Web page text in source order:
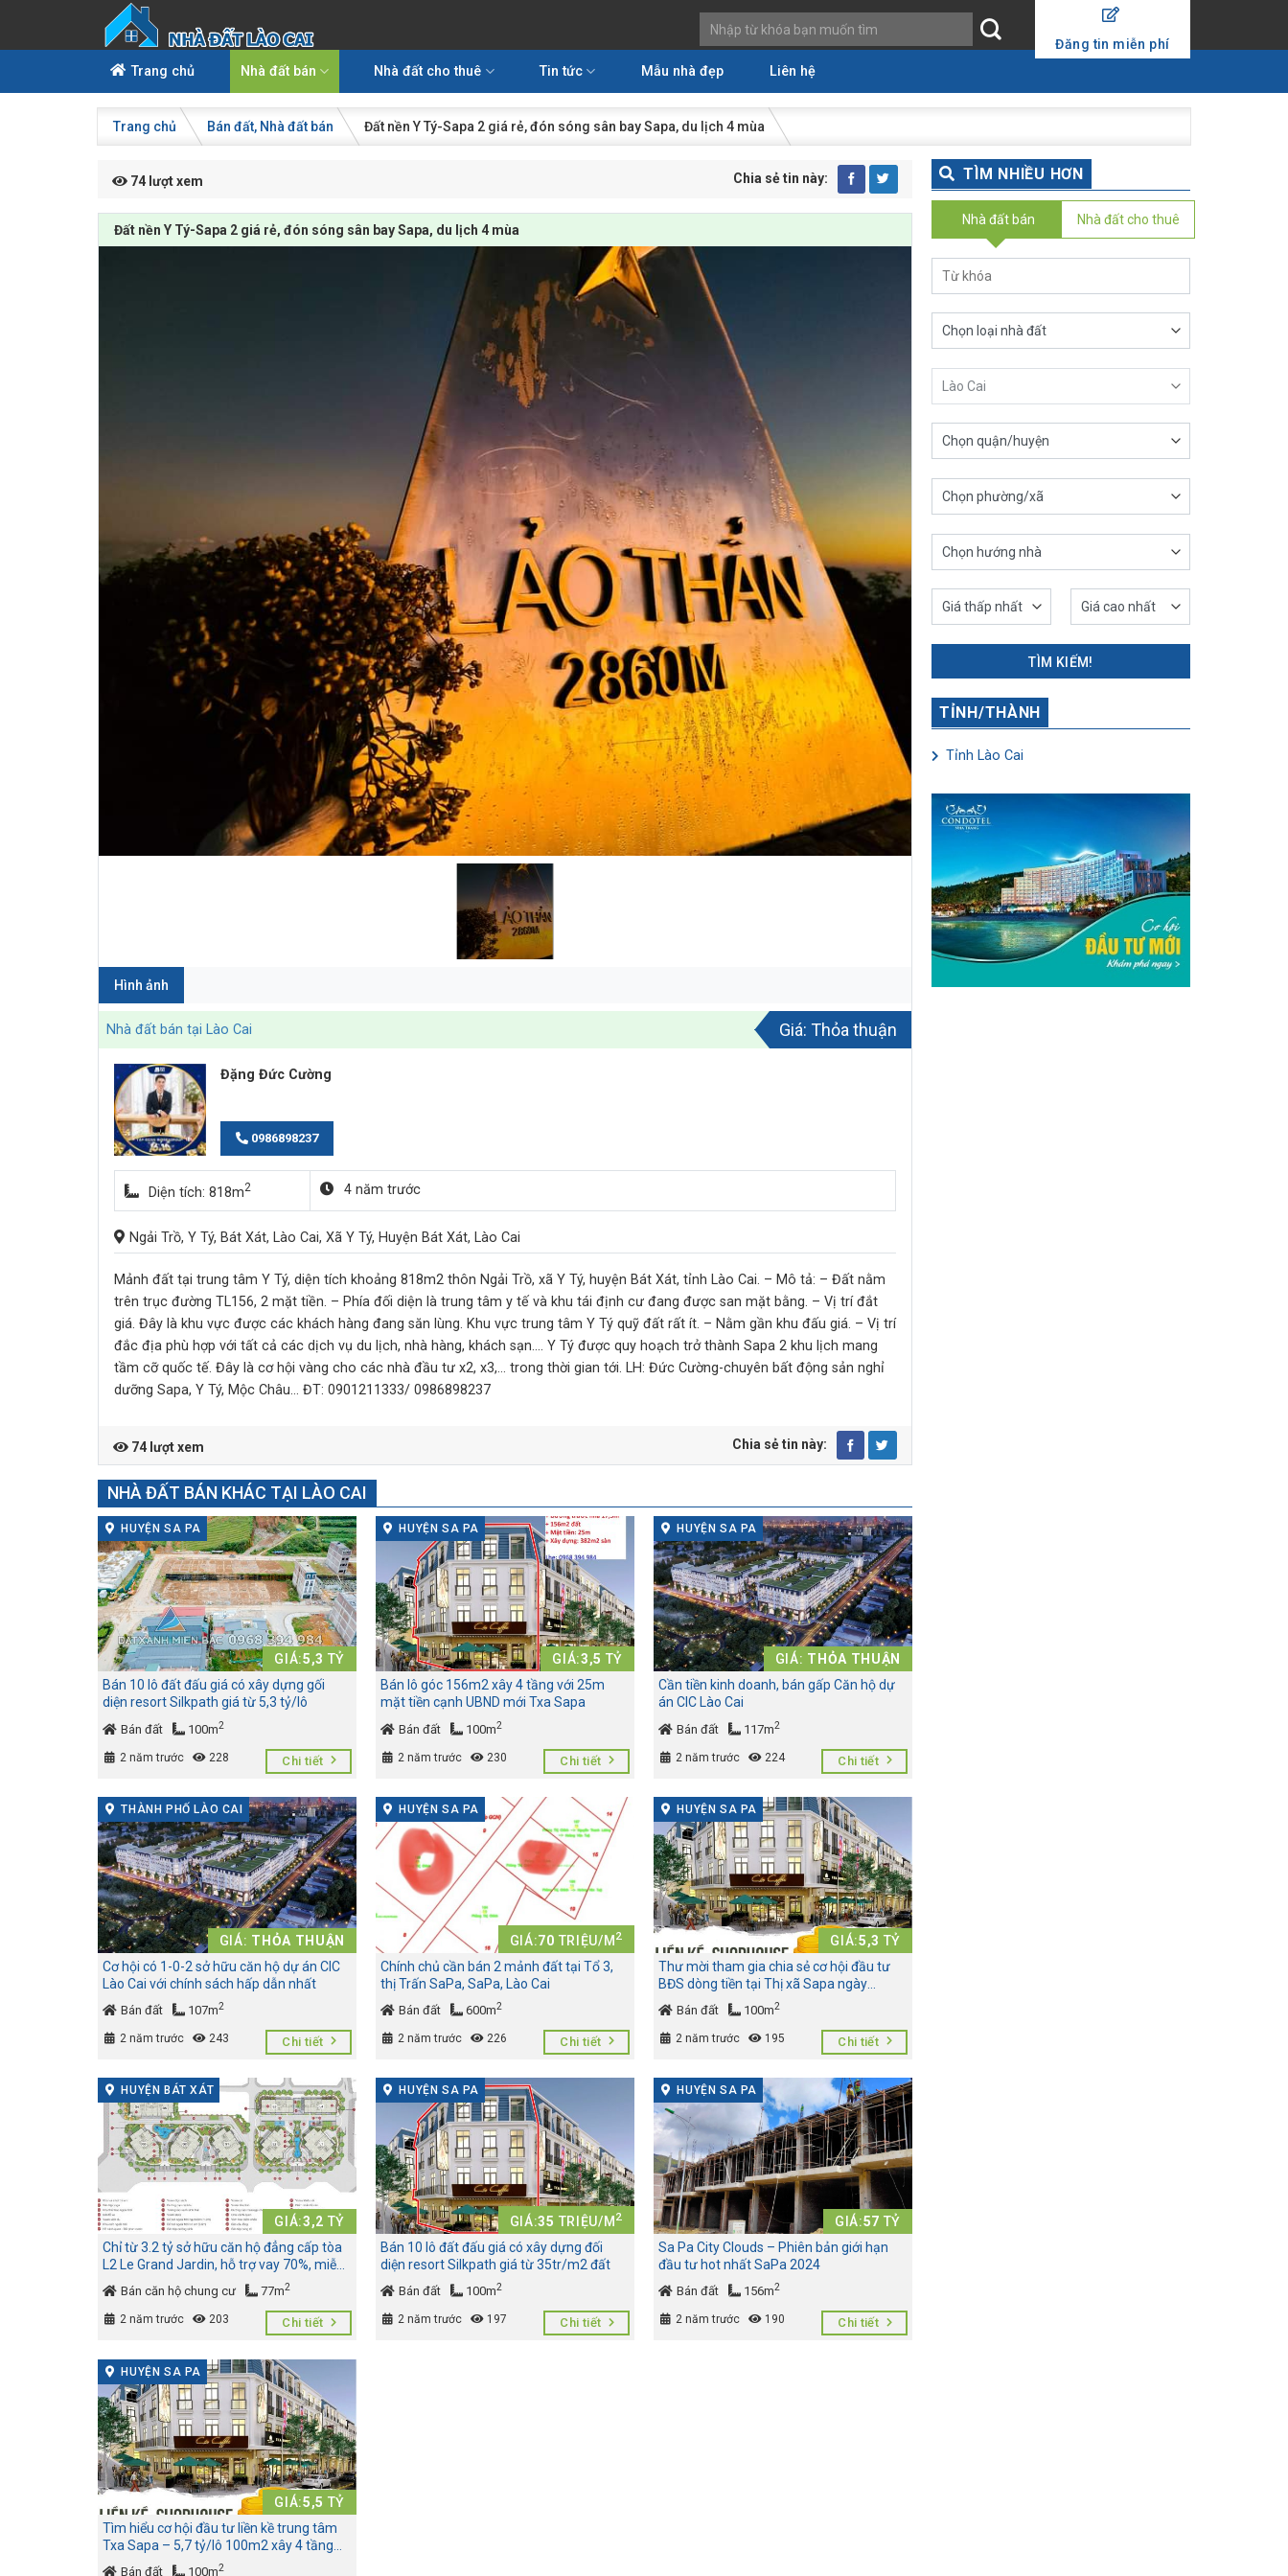
content
Đăng tin miễn phí
Trang chủ Nhà đất bán Nhà đất cho thuê Tin tức Mẫu nhà đẹp Liên hệ
Trang chủ Bán đất Nhà đất bán Đất nền Y Tý-Sapa 2 giá rẻ, đón sóng sân bay Sapa, du lịch 4 mùa
74 lượt xem Chia sẻ tin này:
Đất nền Y Tý-Sapa 2 giá rẻ, đón sóng sân bay Sapa, du lịch 4 mùa
Hình ảnh
Nhà đất bán tại Lào Cai Giá: Thỏa thuận
Đặng Đức Cường
0986898237
Diện tích: 818m2 4 năm trước
Ngải Trồ, Y Tý, Bát Xát, Lào Cai, Xã Y Tý, Huyện Bát Xát, Lào Cai
Mảnh đất tại trung tâm Y Tý, diện tích khoảng 818m2 thôn Ngải Trồ, xã Y Tý, huyện Bát Xát, tỉnh Lào Cai. – Mô tả: – Đất nằm
trên trục đường TL156, 2 mặt tiền. – Phía đối diện là trung tâm y tế và khu tái định cư đang được san mặt bằng. – Vị trí đắt
giá. Đây là khu vực được các khách hàng đang săn lùng. Khu vực trung tâm Y Tý quỹ đất rất ít. – Nằm gần khu đấu giá. – Vị trí
đắc địa phù hợp với tất cả các dịch vụ du lịch, nhà hàng, khách sạn…. Y Tý được quy hoạch trở thành Sapa 2 khu lịch mang
tầm cỡ quốc tế. Đây là cơ hội vàng cho các nhà đầu tư x2, x3,… trong thời gian tới. LH: Đức Cường-chuyên bất động sản nghỉ
dưỡng Sapa, Y Tý, Mộc Châu… ĐT: 0901211333/ 0986898237
74 lượt xem Chia sẻ tin này:
NHÀ ĐẤT BÁN KHÁC TẠI LÀO CAI
HUYỆN SA PA
GIÁ:5,3 TỶ
Bán 10 lô đất đấu giá có xây dựng gối
diện resort Silkpath giá từ 5,3 tỷ/lô
Bán đất 100m2
2 năm trước 228 Chi tiết
HUYỆN SA PA
GIÁ:3,5 TỶ
Bán lô góc 156m2 xây 4 tầng với 25m
mặt tiền cạnh UBND mới Txa Sapa
Bán đất 100m2
2 năm trước 230 Chi tiết
HUYỆN SA PA
GIÁ: THỎA THUẬN
Cần tiền kinh doanh, bán gấp Căn hộ dự
án CIC Lào Cai
Bán đất 117m2
2 năm trước 224 Chi tiết
THÀNH PHỐ LÀO CAI
GIÁ: THỎA THUẬN
Cơ hội có 1-0-2 sở hữu căn hộ dự án CIC
Lào Cai với chính sách hấp dẫn nhất
Bán đất 107m2
2 năm trước 243 Chi tiết
HUYỆN SA PA
GIÁ:70 TRIỆU/M2
Chính chủ cần bán 2 mảnh đất tại Tổ 3,
thị Trấn SaPa, SaPa, Lào Cai
Bán đất 600m2
2 năm trước 226 Chi tiết
HUYỆN SA PA
GIÁ:5,3 TỶ
Thư mời tham gia chia sẻ cơ hội đầu tư
BĐS dòng tiền tại Thị xã Sapa ngày
16/12/2023
Bán đất 100m2
2 năm trước 195 Chi tiết
HUYỆN BÁT XÁT
GIÁ:3,2 TỶ
Chỉ từ 3.2 tỷ sở hữu căn hộ đẳng cấp tòa
L2 Le Grand Jardin, hỗ trợ vay 70%, miễn
lãi suất trong vòng 15 tháng
Bán căn hộ chung cư 77m2
2 năm trước 203 Chi tiết
HUYỆN SA PA
GIÁ:35 TRIỆU/M 2
Bán 10 lô đất đấu giá có xây dựng đối
diện resort Silkpath giá từ 35tr/m2 đất
Bán đất 100m2
2 năm trước 197 Chi tiết
HUYỆN SA PA
GIÁ:57 TỶ
Sa Pa City Clouds – Phiên bản giới hạn
đầu tư hot nhất SaPa 2024
Bán đất 156m2
2 năm trước 190 Chi tiết
HUYỆN SA PA
GIÁ:5,5 TỶ
Tìm hiểu cơ hội đầu tư liền kề trung tâm
Txa Sapa – 5,7 tỷ/lô 100m2 xây 4 tầng
vay LS 0% 12th
Bán đất 100m2
TÌM NHIỀU HƠN
Nhà đất bán Nhà đất cho thuê
TÌM KIẾM!
TỈNH/THÀNH
Tỉnh Lào Cai